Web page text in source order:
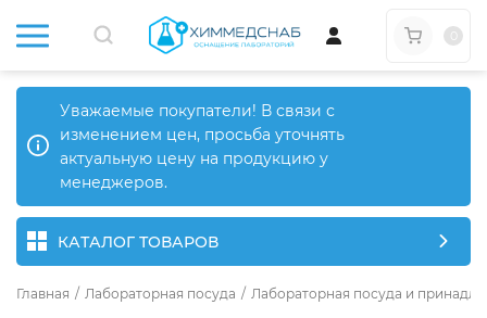
Уважаемые покупатели! В связи с
изменением цен, просьба уточнять
актуальную цену на продукцию у
менеджеров.
КАТАЛОГ ТОВАРОВ
Главная / Лабораторная посуда / Лабораторная посуда и